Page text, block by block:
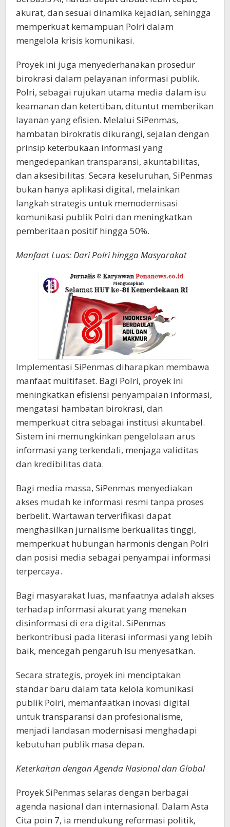
akurat, dan sesuai dinamika kejadian, sehingga
memperkuat kemampuan Polri dalam
mengelola krisis komunikasi.
Proyek ini juga menyederhanakan prosedur
birokrasi dalam pelayanan informasi publik.
Polri, sebagai rujukan utama media dalam isu
keamanan dan ketertiban, dituntut memberikan
layanan yang efisien. Melalui SiPenmas,
hambatan birokratis dikurangi, sejalan dengan
prinsip keterbukaan informasi yang
mengedepankan transparansi, akuntabilitas,
dan aksesibilitas. Secara keseluruhan, SiPenmas
bukan hanya aplikasi digital, melainkan
langkah strategis untuk memodernisasi
komunikasi publik Polri dan meningkatkan
pemberitaan positif hingga 50%.
Manfaat Luas: Dari Polri hingga Masyarakat
Implementasi SiPenmas diharapkan membawa
manfaat multifaset. Bagi Polri, proyek ini
meningkatkan efisiensi penyampaian informasi,
mengatasi hambatan birokrasi, dan
memperkuat citra sebagai institusi akuntabel.
Sistem ini memungkinkan pengelolaan arus
informasi yang terkendali, menjaga validitas
dan kredibilitas data.
Bagi media massa, SiPenmas menyediakan
akses mudah ke informasi resmi tanpa proses
berbelit. Wartawan terverifikasi dapat
menghasilkan jurnalisme berkualitas tinggi,
memperkuat hubungan harmonis dengan Polri
dan posisi media sebagai penyampai informasi
terpercaya.
Bagi masyarakat luas, manfaatnya adalah akses
terhadap informasi akurat yang menekan
disinformasi di era digital. SiPenmas
berkontribusi pada literasi informasi yang lebih
baik, mencegah pengaruh isu menyesatkan.
Secara strategis, proyek ini menciptakan
standar baru dalam tata kelola komunikasi
publik Polri, memanfaatkan inovasi digital
untuk transparansi dan profesionalisme,
menjadi landasan modernisasi menghadapi
kebutuhan publik masa depan.
Keterkaitan dengan Agenda Nasional dan Global
Proyek SiPenmas selaras dengan berbagai
agenda nasional dan internasional. Dalam Asta
Cita poin 7, ia mendukung reformasi politik,